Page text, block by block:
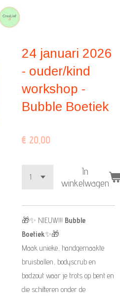
24 januari 2026
- ouder/kind
workshop -
Bubble Boetiek
€ 20,00
In
winkelwagen
🎁✨ NIEUW!!! Bubble
Boetiek✨🎁
Maak unieke, handgemaakte
bruisballen, bodyscrub en
badzout waar je trots op bent en
die schitteren onder de